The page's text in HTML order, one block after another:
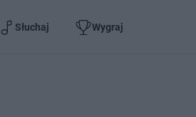
Słuchaj Wygraj